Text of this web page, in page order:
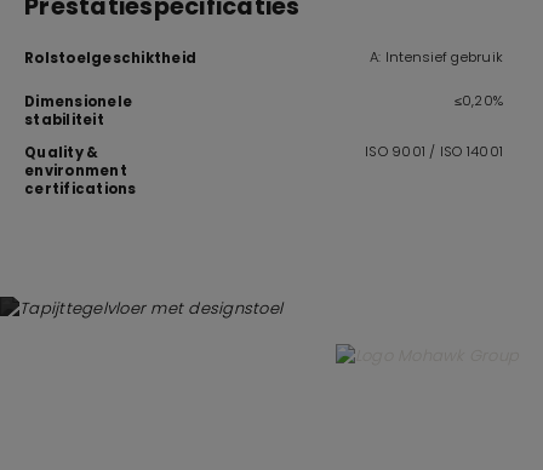
Prestatiespecificaties
Rolstoelgeschiktheid A: Intensief gebruik
Dimensionele
stabiliteit
≤0,20%
Quality &
environment
certifications
ISO 9001 / ISO 14001